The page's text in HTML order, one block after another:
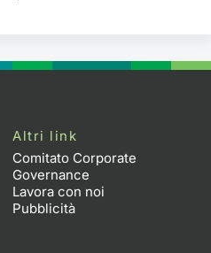
Altri link
Comitato Corporate
Governance
Lavora con noi
Pubblicità